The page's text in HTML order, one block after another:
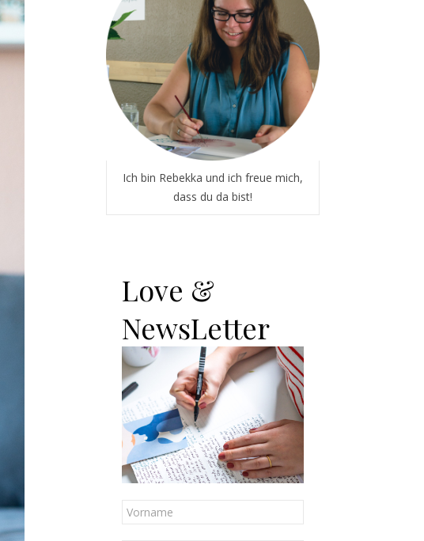
Ich bin Rebekka und ich freue mich,
dass du da bist!
Love &
NewsLetter